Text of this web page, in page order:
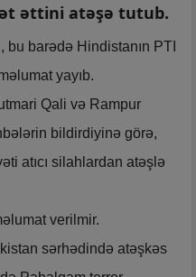
əttini atəşə tutub.
bu barədə Hindistanın PTI
yayıb.
Qali və Rampur
bildirdiyinə görə,
atıcı silahlardan atəşlə
verilmir.
sərhədində atəşkəs